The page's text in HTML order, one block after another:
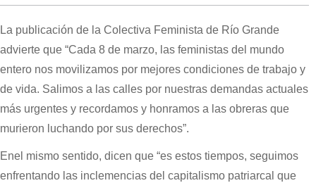
La publicación de la Colectiva Feminista de Río Grande
advierte que “Cada 8 de marzo, las feministas del mundo
entero nos movilizamos por mejores condiciones de trabajo y
de vida. Salimos a las calles por nuestras demandas actuales
más urgentes y recordamos y honramos a las obreras que
murieron luchando por sus derechos”.
Enel mismo sentido, dicen que “es estos tiempos, seguimos
enfrentando las inclemencias del capitalismo patriarcal que